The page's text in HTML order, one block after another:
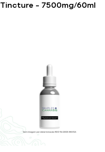
Tincture – 7500mg/60ml